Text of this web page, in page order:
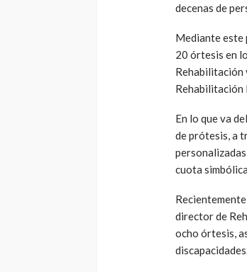
decenas de
Mediante este
20 órtesis en
Rehabilitación
Rehabilitación
En lo que va
de prótesis, a
cuota
director de
ocho órtesis,